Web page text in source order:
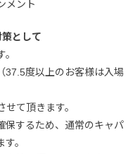
メント
として
37.5度以上のお客様は入場
て頂きます。
保するため、通常のキャパ
。